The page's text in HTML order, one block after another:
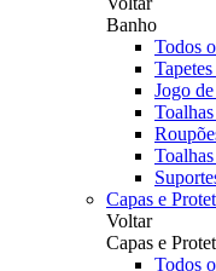
Banho
Todos
Jogo
Capas e
Voltar
Capas e
Todos